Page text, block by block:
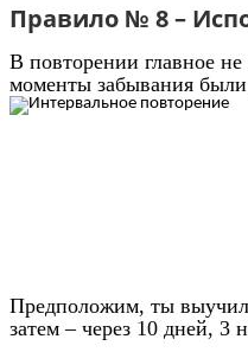
Правило № 8 –
В повторении главное
моменты забывания
Предположим, ты выучил
затем – через 10 дней, 3